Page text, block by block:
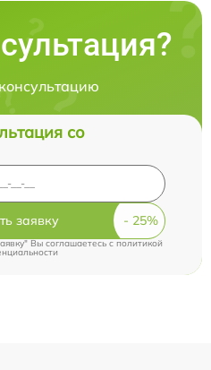
со
заявку
Вы соглашаетесь cполитикой